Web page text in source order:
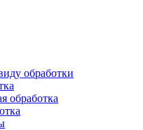
обработки
обработка